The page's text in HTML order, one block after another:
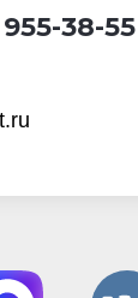
38-55